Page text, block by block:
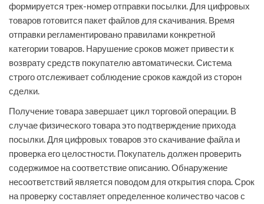
формируется трек-номер отправки посылки. Для цифровых
товаров готовится пакет файлов для скачивания. Время
отправки регламентировано правилами конкретной
категории товаров. Нарушение сроков может привести к
возврату средств покупателю автоматически. Система
строго отслеживает соблюдение сроков каждой из сторон
сделки.
Получение товара завершает цикл торговой операции. В
случае физического товара это подтверждение прихода
посылки. Для цифровых товаров это скачивание файла и
проверка его целостности. Покупатель должен проверить
содержимое на соответствие описанию. Обнаружение
несоответствий является поводом для открытия спора. Срок
на проверку составляет определенное количество часов с